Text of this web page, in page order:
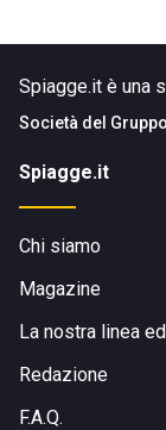
Spiagge.it è una
Società del
Spiagge.it
Chi siamo
Magazine
La nostra linea
Redazione
F.A.Q.